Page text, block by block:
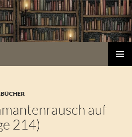
auf
214)